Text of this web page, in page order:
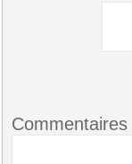
Commentaires